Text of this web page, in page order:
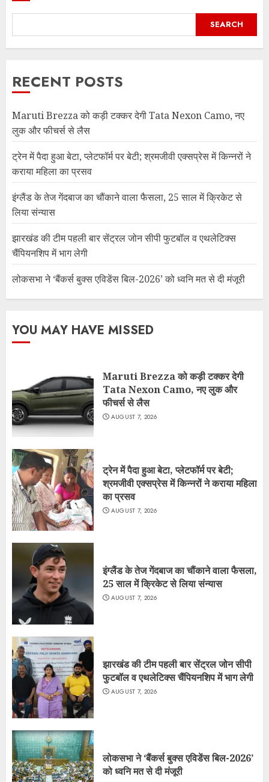
SEARCH
RECENT POSTS
Maruti Brezza को कड़ी टक्कर देगी Tata Nexon Camo, नए
लुक और फीचर्स से लैस
ट्रेन में पैदा हुआ बेटा, प्लेटफॉर्म पर बेटी; श्रमजीवी एक्सप्रेस में किन्नरों ने
कराया महिला का प्रसव
इंग्लैंड के तेज गेंदबाज का चौंकाने वाला फैसला, 25 साल में क्रिकेट से
लिया संन्यास
झारखंड की टीम पहली बार सेंट्रल जोन सीपी फुटबॉल व एथलेटिक्स
चैंपियनशिप में भाग लेगी
लोकसभा ने ‘बैंकर्स बुक्स एविडेंस बिल-2026’ को ध्वनि मत से दी मंजूरी
YOU MAY HAVE MISSED
Maruti Brezza को कड़ी टक्कर देगी
Tata Nexon Camo, नए लुक और
फीचर्स से लैस
AUGUST 7, 2026
ट्रेन में पैदा हुआ बेटा, प्लेटफॉर्म पर बेटी;
श्रमजीवी एक्सप्रेस में किन्नरों ने कराया महिला
का प्रसव
AUGUST 7, 2026
इंग्लैंड के तेज गेंदबाज का चौंकाने वाला फैसला,
25 साल में क्रिकेट से लिया संन्यास
AUGUST 7, 2026
झारखंड की टीम पहली बार सेंट्रल जोन सीपी
फुटबॉल व एथलेटिक्स चैंपियनशिप में भाग लेगी
AUGUST 7, 2026
लोकसभा ने ‘बैंकर्स बुक्स एविडेंस बिल-2026’
को ध्वनि मत से दी मंजूरी